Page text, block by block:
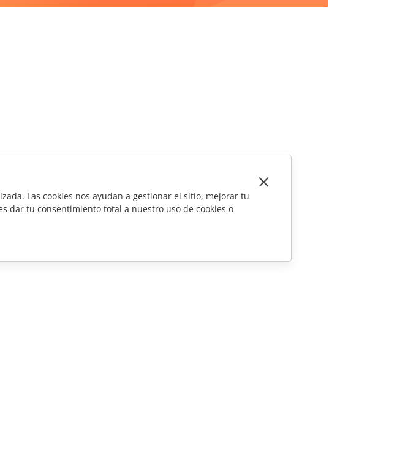
Las cookies nos ayudan a gestionar el sitio, mejorar tu
dar tu consentimiento total a nuestro uso de cookies o